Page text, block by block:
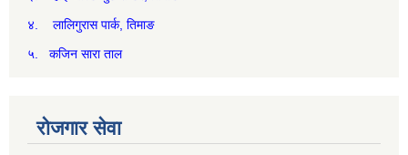
४. लालिगुरास पार्क, तिमाङ
५. कजिन सारा ताल
रोजगार सेवा